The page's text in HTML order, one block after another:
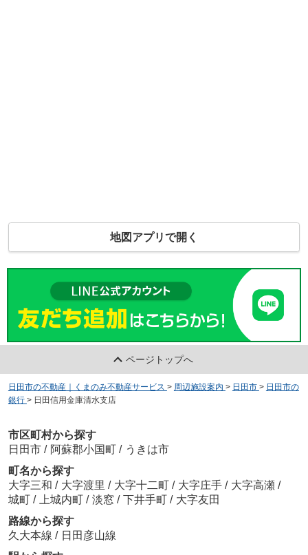
地図アプリで開く
ページトップへ
日田市の不動産｜くまのみ不動産サービス > 周辺施設案内 > 日田市 > 日田市の
銀行 > 日田信用金庫清水支店
市区町村から探す
日田市 / 阿蘇郡小国町 / うきは市
町名から探す
大字三和 / 大字渡里 / 大字十二町 / 大字庄手 / 大字高瀬 /
城町 / 上城内町 / 淡窓 / 下井手町 / 大字友田
路線から探す
久大本線 / 日田彦山線